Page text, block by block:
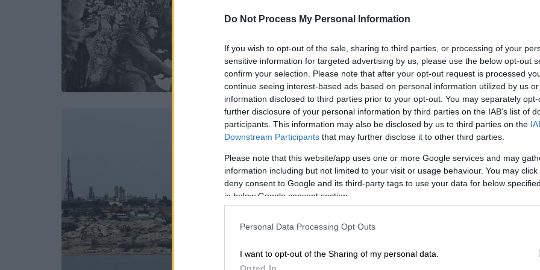
Do Not Process My Personal Information
If you wish to opt-out of the sale, sharing to third parties, or processing of your
sensitive information for targeted advertising by us, please use the below opt-out
confirm your selection. Please note that after your opt-out request is processed
continue seeing interest-based ads based on personal information utilized by us
information disclosed to third parties prior to your opt-out. You may separately
further disclosure of your personal information by third parties on the IAB’s list of
participants. This information may also be disclosed by us to third parties on the
Downstream Participants that may further disclose it to other third parties.
Please note that this website/app uses one or more Google services and may
information including but not limited to your visit or usage behaviour. You may
deny consent to Google and its third-party tags to use your data for below
in below Google consent section.
Personal Data Processing Opt Outs
I want to opt-out of the Sharing of my personal data.
Opted In
ταχυδρόμο
τραυματίες, άρματα μάχης, καπνός,
θρήνος και οδυρμός… Πόλεμος είναι
και υλικό, βασικά.
Κόσμος|20.03.2026 13:44
Το σχέδιο του Τραμπ για το νησί
Χαργκ: Από τον ναυτικό
αποκλεισμό μέχρι την κατάληψη
Ο Τραμπ εξετάζει στρατιωτικές
να ανοίξει τη ναυσιπλοΐα σύμφωνα με